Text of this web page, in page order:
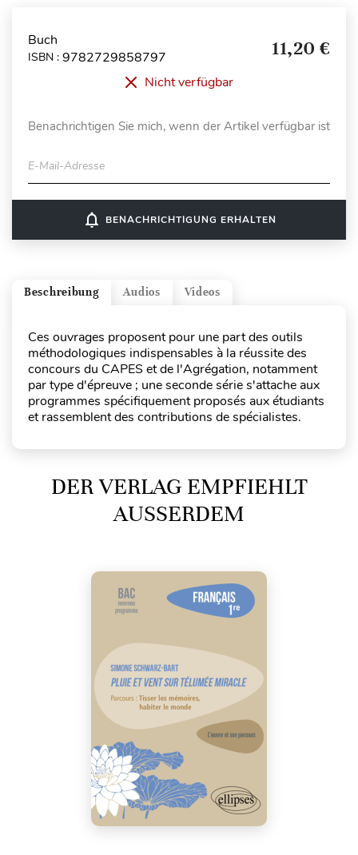
Buch
ISBN : 9782729858797 11,20 €
Nicht verfügbar
Benachrichtigen Sie mich, wenn der Artikel verfügbar ist
E-Mail-Adresse
notifications_none BENACHRICHTIGUNG ERHALTEN
Videos
Audios
Beschreibung
Ces ouvrages proposent pour une part des outils
méthodologiques indispensables à la réussite des
concours du CAPES et de l'Agrégation, notamment
par type d'épreuve ; une seconde série s'attache aux
programmes spécifiquement proposés aux étudiants
et rassemblent des contributions de spécialistes.
DER VERLAG EMPFIEHLT
AUSSERDEM